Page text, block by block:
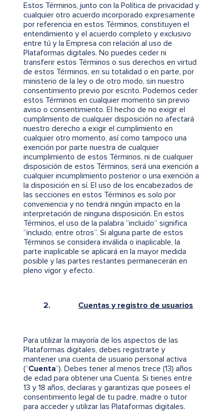
Estos Términos, junto con la Política de privacidad y
cualquier otro acuerdo incorporado expresamente
por referencia en estos Términos, constituyen el
entendimiento y el acuerdo completo y exclusivo
entre tú y la Empresa con relación al uso de
Plataformas digitales. No puedes ceder ni
transferir estos Términos o sus derechos en virtud
de estos Términos, en su totalidad o en parte, por
ministerio de la ley o de otro modo, sin nuestro
consentimiento previo por escrito. Podemos ceder
estos Términos en cualquier momento sin previo
aviso o consentimiento. El hecho de no exigir el
cumplimiento de cualquier disposición no afectará
nuestro derecho a exigir el cumplimiento en
cualquier otro momento, así como tampoco una
exención por parte nuestra de cualquier
incumplimiento de estos Términos, ni de cualquier
disposición de estos Términos, será una exención a
cualquier incumplimiento posterior o una exención a
la disposición en sí. El uso de los encabezados de
las secciones en estos Términos es solo por
conveniencia y no tendrá ningún impacto en la
interpretación de ninguna disposición. En estos
Términos, el uso de la palabra “incluido” significa
“incluido, entre otros”. Si alguna parte de estos
Términos se considera inválida o inaplicable, la
parte inaplicable se aplicará en la mayor medida
posible y las partes restantes permanecerán en
pleno vigor y efecto.
2. Cuentas y registro de usuarios
Para utilizar la mayoría de los aspectos de las
Plataformas digitales, debes registrarte y
mantener una cuenta de usuario personal activa
(“Cuenta”). Debes tener al menos trece (13) años
de edad para obtener una Cuenta. Si tienes entre
13 y 18 años, declaras y garantizas que posees el
consentimiento legal de tu padre, madre o tutor
para acceder y utilizar las Plataformas digitales.